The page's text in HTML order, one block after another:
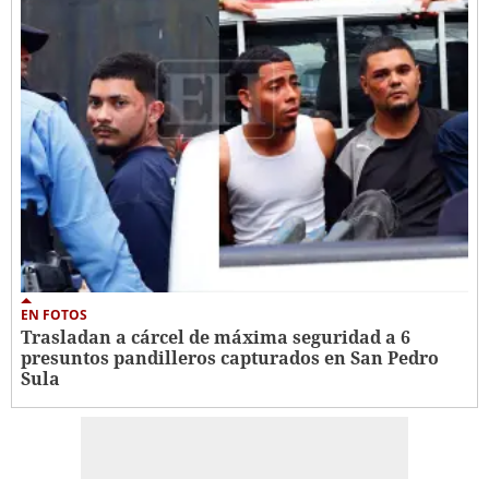
EN FOTOS
Trasladan a cárcel de máxima seguridad a 6
presuntos pandilleros capturados en San Pedro
Sula